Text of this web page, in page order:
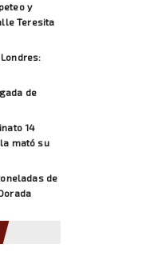
y
Teresita
de
14
mató su
de